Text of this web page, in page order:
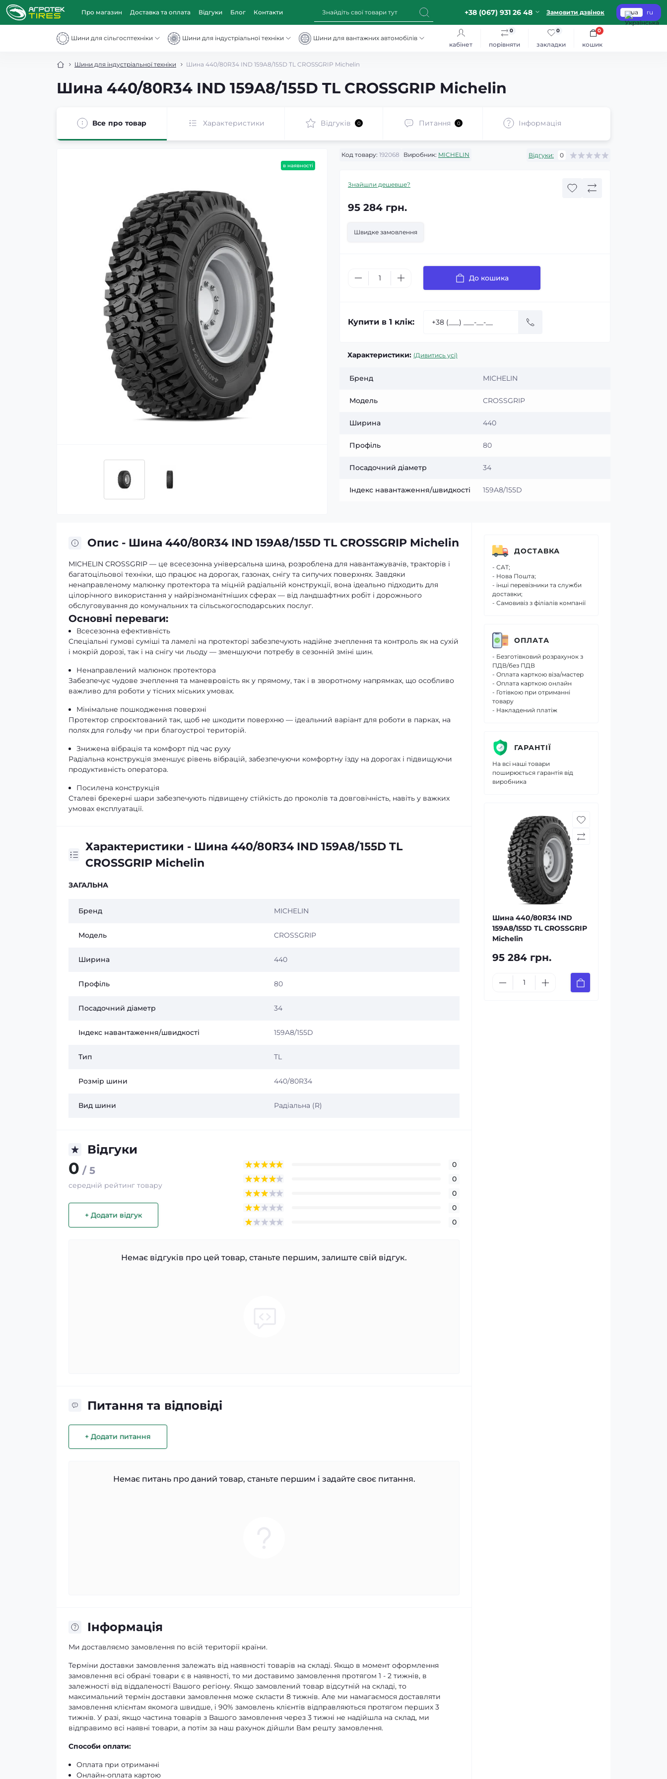
Про магазин Доставка та оплата Відгуки Блог Контакти +38 (067) 931 26 48 Замовити дзвінок ua ru
Шини для сільгосптехніки Шини для індустріальної техніки
Шини для вантажних автомобілів
кабінет
порівняти
0
закладки
0
кошик
0
Шини для індустріальної техніки Шина 440/80R34 IND 159A8/155D TL CROSSGRIP Michelin
Шина 440/80R34 IND 159A8/155D TL CROSSGRIP Michelin
Все про товар Характеристики Відгуків 0 Питання 0 Iнформація
в наявності
Код товару: 192068 Виробник: MICHELIN Відгуки: 0
Знайшли дешевше?
95 284 грн.
Швидке замовлення
До кошика
Купити в 1 клік:
Характеристики: (Дивитись усі)
Бренд MICHELIN
Модель CROSSGRIP
Ширина 440
Профіль 80
Посадочний діаметр 34
Індекс навантаження/швидкості 159A8/155D
Опис - Шина 440/80R34 IND 159A8/155D TL CROSSGRIP Michelin
MICHELIN CROSSGRIP — це всесезонна універсальна шина, розроблена для навантажувачів, тракторів і
багатоцільової техніки, що працює на дорогах, газонах, снігу та сипучих поверхнях. Завдяки
ненаправленому малюнку протектора та міцній радіальній конструкції, вона ідеально підходить для
цілорічного використання у найрізноманітніших сферах — від ландшафтних робіт і дорожнього
обслуговування до комунальних та сільськогосподарських послуг.
Основні переваги:
Всесезонна ефективність
Спеціальні гумові суміші та ламелі на протекторі забезпечують надійне зчеплення та контроль як на сухій
і мокрій дорозі, так і на снігу чи льоду — зменшуючи потребу в сезонній зміні шин.
Ненаправлений малюнок протектора
Забезпечує чудове зчеплення та маневровість як у прямому, так і в зворотному напрямках, що особливо
важливо для роботи у тісних міських умовах.
Мінімальне пошкодження поверхні
Протектор спроєктований так, щоб не шкодити поверхню — ідеальний варіант для роботи в парках, на
полях для гольфу чи при благоустрої територій.
Знижена вібрація та комфорт під час руху
Радіальна конструкція зменшує рівень вібрацій, забезпечуючи комфортну їзду на дорогах і підвищуючи
продуктивність оператора.
Посилена конструкція
Сталеві брекерні шари забезпечують підвищену стійкість до проколів та довговічність, навіть у важких
умовах експлуатації.
Характеристики - Шина 440/80R34 IND 159A8/155D TL
CROSSGRIP Michelin
ЗАГАЛЬНА
Бренд MICHELIN
Модель CROSSGRIP
Ширина 440
Профіль 80
Посадочний діаметр 34
Індекс навантаження/швидкості 159A8/155D
Тип TL
Розмір шини 440/80R34
Вид шини Радіальна (R)
Відгуки
0 / 5
середній рейтинг товару
+ Додати відгук
0
0
0
0
0
Немає відгуків про цей товар, станьте першим, залиште свій відгук.
Питання та відповіді
+ Додати питання
Немає питань про даний товар, станьте першим і задайте своє питання.
Iнформація
Ми доставляємо замовлення по всій території країни.
Терміни доставки замовлення залежать від наявності товарів на складі. Якщо в момент оформлення
замовлення всі обрані товари є в наявності, то ми доставимо замовлення протягом 1 - 2 тижнів, в
залежності від віддаленості Вашого регіону. Якщо замовлений товар відсутній на складі, то
максимальний термін доставки замовлення може скласти 8 тижнів. Але ми намагаємося доставляти
замовлення клієнтам якомога швидше, і 90% замовлень клієнтів відправляються протягом перших 3
тижнів. У разі, якщо частина товарів з Вашого замовлення через 3 тижні не надійшла на склад, ми
відправимо всі наявні товари, а потім за наш рахунок дійшли Вам решту замовлення.
Способи оплати:
Оплата при отриманні
Онлайн-оплата картою
ДОСТАВКА
- САТ;
- Нова Пошта;
- інші перевізники та служби
доставки;
- Самовивіз з філіалів компанії
ОПЛАТА
- Безготівковий розрахунок з
ПДВ/без ПДВ
- Оплата карткою віза/мастер
- Оплата карткою онлайн
- Готівкою при отриманні
товару
- Накладений платіж
ГАРАНТІЇ
На всі наші товари
поширюється гарантія від
виробника
Шина 440/80R34 IND
159A8/155D TL CROSSGRIP
Michelin
95 284 грн.